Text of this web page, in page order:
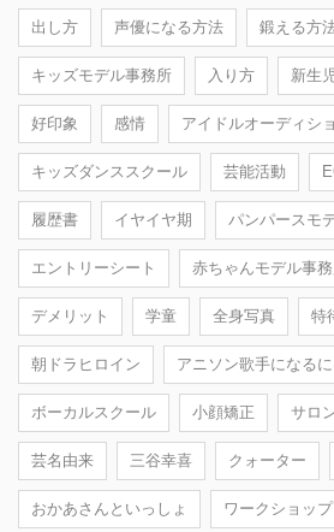
出し方 声優になる方法 鍛える方
キッズモデル事務所 入り方 新生児
好印象 感情 アイドルオーディシ
キッズダンススクール 芸能活動
履歴書 イヤイヤ期 パンパースモ
エントリーシート 赤ちゃんモデル事
デメリット 学童 全身写真 特
朝ドラヒロイン アニソン歌手になる
ボーカルスクール 小顔矯正 サロ
芸名由来 三谷幸喜 クォーター
おかあさんといっしょ ワークショップ